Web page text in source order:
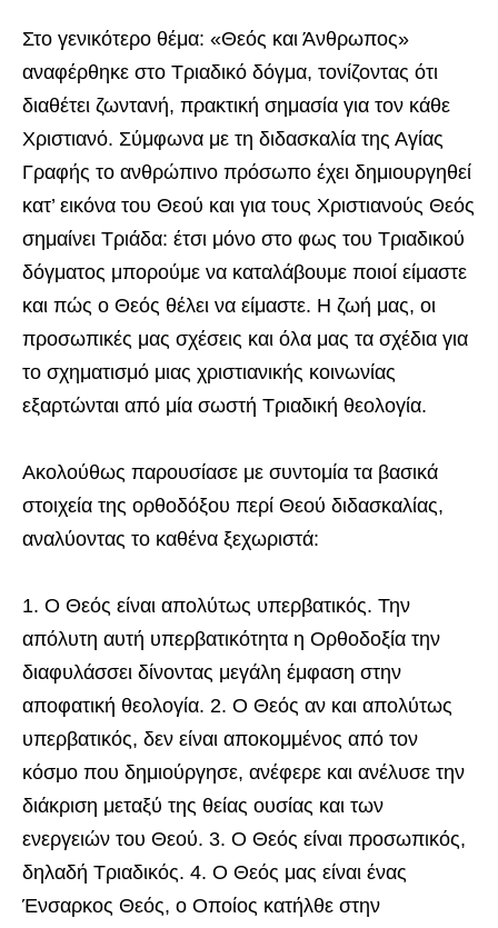
Στο γενικότερο θέμα: «Θεός και Άνθρωπος»
αναφέρθηκε στο Τριαδικό δόγμα, τονίζοντας ότι
διαθέτει ζωντανή, πρακτική σημασία για τον κάθε
Χριστιανό. Σύμφωνα με τη διδασκαλία της Αγίας
Γραφής το ανθρώπινο πρόσωπο έχει δημιουργηθεί
κατ’ εικόνα του Θεού και για τους Χριστιανούς Θεός
σημαίνει Τριάδα: έτσι μόνο στο φως του Τριαδικού
δόγματος μπορούμε να καταλάβουμε ποιοί είμαστε
και πώς ο Θεός θέλει να είμαστε. Η ζωή μας, οι
προσωπικές μας σχέσεις και όλα μας τα σχέδια για
το σχηματισμό μιας χριστιανικής κοινωνίας
εξαρτώνται από μία σωστή Τριαδική θεολογία.
Ακολούθως παρουσίασε με συντομία τα βασικά
στοιχεία της ορθοδόξου περί Θεού διδασκαλίας,
αναλύοντας το καθένα ξεχωριστά:
1. Ο Θεός είναι απολύτως υπερβατικός. Την
απόλυτη αυτή υπερβατικότητα η Ορθοδοξία την
διαφυλάσσει δίνοντας μεγάλη έμφαση στην
αποφατική θεολογία. 2. Ο Θεός αν και απολύτως
υπερβατικός, δεν είναι αποκομμένος από τον
κόσμο που δημιούργησε, ανέφερε και ανέλυσε την
διάκριση μεταξύ της θείας ουσίας και των
ενεργειών του Θεού. 3. Ο Θεός είναι προσωπικός,
δηλαδή Τριαδικός. 4. Ο Θεός μας είναι ένας
Ένσαρκος Θεός, ο Οποίος κατήλθε στην